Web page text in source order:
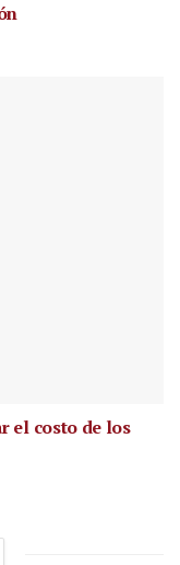
el costo de los